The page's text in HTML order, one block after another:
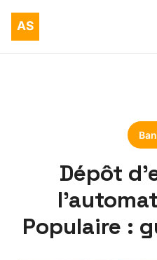
Dépôt
Populaire :